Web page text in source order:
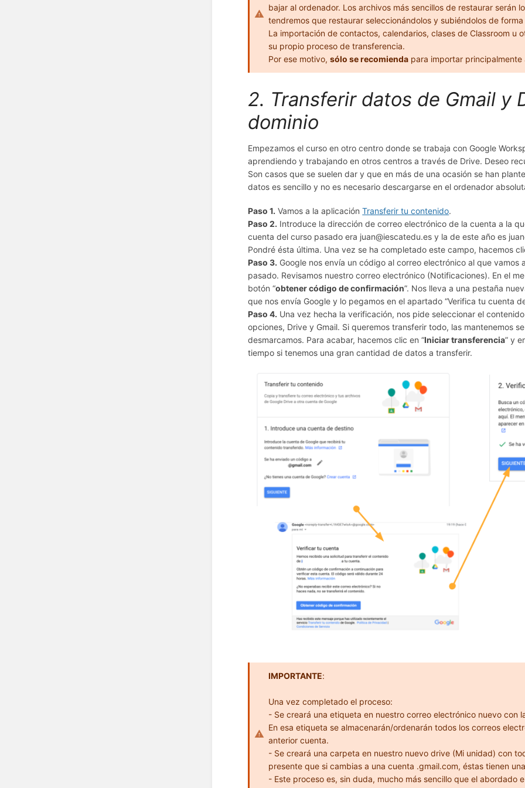
bajar al ordenador. Los archivos más sencillos de restaurar serán
tendremos que restaurar seleccionándolos y subiéndolos de
La importación de contactos, calendarios, clases de Classroom u
su propio proceso de transferencia.
Por ese motivo,sólo se recomienda para importar
2. Transferir datos de Gmail y
dominio
Empezamos el curso en otro centro donde se trabaja con Google
aprendiendo y trabajando en otros centros a través de Drive. Deseo
Son casos que se suelen dar y que en más de una ocasión se han
datos es sencillo y no es necesario descargarse en el ordenador
Paso 1. Vamos a la aplicaciónTransferir tu contenido.
Paso 2. Introduce la dirección de correo electrónico de la cuenta a la
cuenta del curso pasado era juan@iescatedu.es y la de este año es
Pondré ésta última. Una vez se ha completado este campo, hacemos
Paso 3. Google nos envía un código al correo electrónico al que
pasado. Revisamos nuestro correo electrónico (Notificaciones). En el
botón “obtener código de confirmación”. Nos lleva a una pestaña
que nos envía Google y lo pegamos en el apartado “Verifica tu cuenta
Paso 4. Una vez hecha la verificación, nos pide seleccionar el
opciones, Drive y Gmail. Si queremos transferir todo, las mantenemos
desmarcamos. Para acabar, hacemos clic en “Iniciar transferencia” y
tiempo si tenemos una gran cantidad de datos a transferir.
IMPORTANTE:
Una vez completado el proceso:
- Se creará una etiqueta en nuestro correo electrónico nuevo
En esa etiqueta se almacenarán/ordenarán todos los correos
anterior cuenta.
- Se creará una carpeta en nuestro nuevo drive (Mi unidad) con
presente que si cambias a una cuenta .gmail.com, éstas tienen
- Este proceso es, sin duda, mucho más sencillo que el abordado